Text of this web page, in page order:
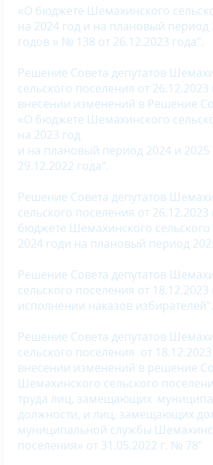
«О бюджете Шемахинского
на 2024 год и на плановый период
годов » № 138 от 26.12.2023 года".
Решение Совета депутатов
сельского поселения от
внесении изменений в Решение
«О бюджете Шемахинского
на 2023 год
и на плановый период 2024 и
29.12.2022 года".
Решение Совета депутатов
сельского поселения от
бюджете Шемахинского сельского
2024 годи на плановый период
Решение Совета депутатов
сельского поселения от
исполнении наказов избирателей".
Решение Совета депутатов
сельского поселения от
внесении изменений в решение
Шемахинского сельского
труда лиц, замещающих
должности, и лиц, замещающих
муниципальной службы
поселения» от 31.05.2022 г. № 78"